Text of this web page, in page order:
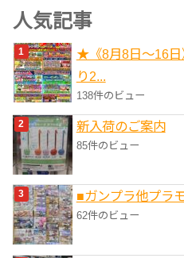
ゴ
リ
ー
人気記事
★《8月8日～16日
り2...
138件のビュー
新入荷のご案内
85件のビュー
■ガンプラ他プラ
62件のビュー